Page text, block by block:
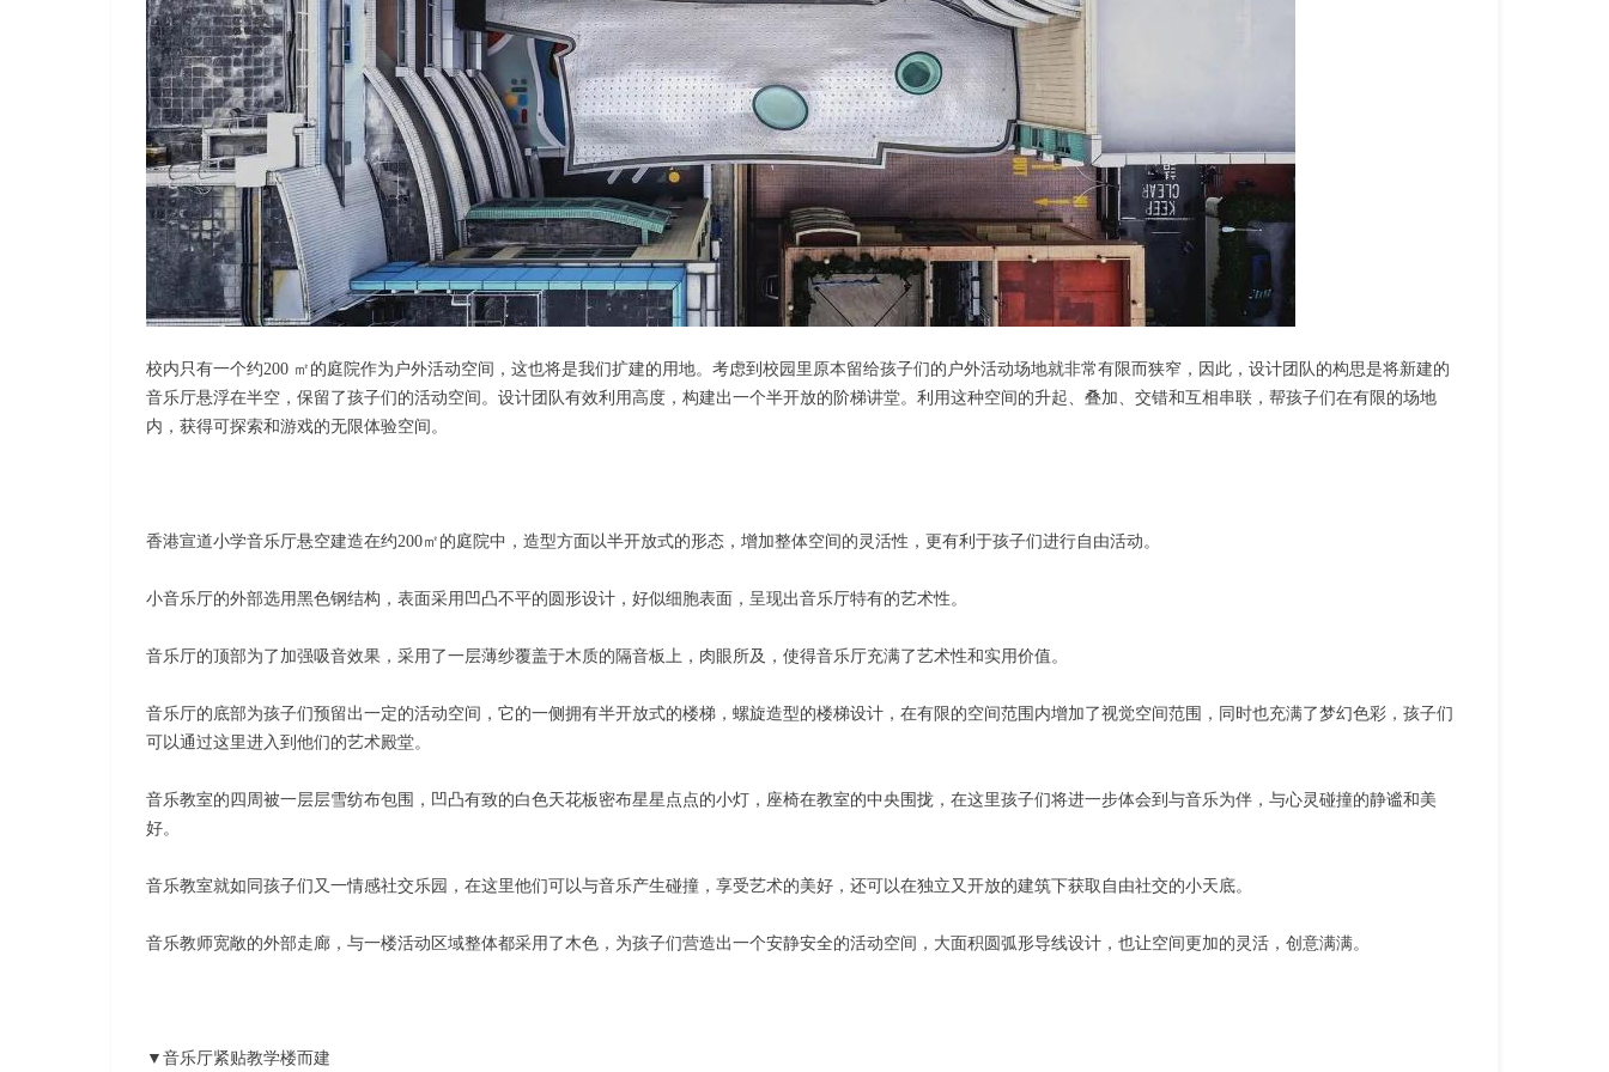
校内只有一个约200 ㎡的庭院作为户外活动空间，这也将是我们扩建的用地。考虑到校园里原本留给孩子们的户外活动场地就非常有限而狭窄，因此，设计团队的构思是将新建的
音乐厅悬浮在半空，保留了孩子们的活动空间。设计团队有效利用高度，构建出一个半开放的阶梯讲堂。利用这种空间的升起、叠加、交错和互相串联，帮孩子们在有限的场地
内，获得可探索和游戏的无限体验空间。
香港宣道小学音乐厅悬空建造在约200㎡的庭院中，造型方面以半开放式的形态，增加整体空间的灵活性，更有利于孩子们进行自由活动。
小音乐厅的外部选用黑色钢结构，表面采用凹凸不平的圆形设计，好似细胞表面，呈现出音乐厅特有的艺术性。
音乐厅的顶部为了加强吸音效果，采用了一层薄纱覆盖于木质的隔音板上，肉眼所及，使得音乐厅充满了艺术性和实用价值。
音乐厅的底部为孩子们预留出一定的活动空间，它的一侧拥有半开放式的楼梯，螺旋造型的楼梯设计，在有限的空间范围内增加了视觉空间范围，同时也充满了梦幻色彩，孩子们
可以通过这里进入到他们的艺术殿堂。
音乐教室的四周被一层层雪纺布包围，凹凸有致的白色天花板密布星星点点的小灯，座椅在教室的中央围拢，在这里孩子们将进一步体会到与音乐为伴，与心灵碰撞的静谧和美
好。
音乐教室就如同孩子们又一情感社交乐园，在这里他们可以与音乐产生碰撞，享受艺术的美好，还可以在独立又开放的建筑下获取自由社交的小天底。
音乐教师宽敞的外部走廊，与一楼活动区域整体都采用了木色，为孩子们营造出一个安静安全的活动空间，大面积圆弧形导线设计，也让空间更加的灵活，创意满满。
▼音乐厅紧贴教学楼而建